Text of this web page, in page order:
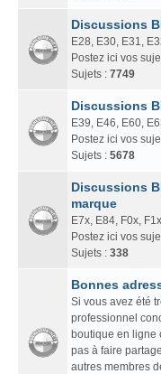
Discussions
E28, E30, E31,
Postez ici vos
Sujets : 7749
Discussions
E39, E46, E60,
Postez ici vos
Sujets : 5678
Discussions
marque
E7x, E84, F0x,
Postez ici vos
Sujets : 338
Bonnes
Si vous avez été
professionnel
boutique en ligne
pas à faire
autres membres